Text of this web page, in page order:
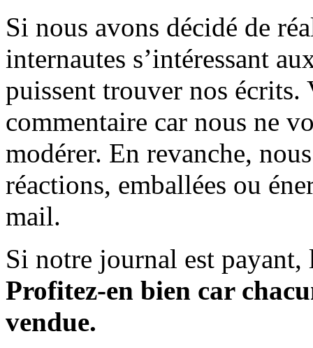
Si nous avons décidé de
internautes s’intéressant
puissent trouver nos écrits.
commentaire car nous ne
modérer. En revanche,
réactions, emballées ou
mail.
Si notre journal est payant,
Profitez-en bien car
vendue.